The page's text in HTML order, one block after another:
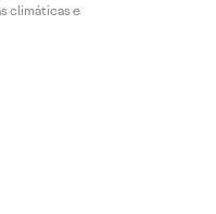
climáticas e